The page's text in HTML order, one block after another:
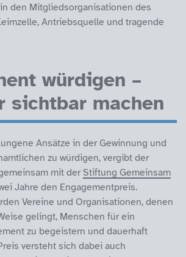
den Mitgliedsorganisationen des
Antriebsquelle und tragende
würdigen –
sichtbar machen
Ansätze in der Gewinnung und
zu würdigen, vergibt der
mit der Stiftung Gemeinsam
Jahre den Engagementpreis.
Vereine und Organisationen, denen
gelingt, Menschen für ein
zu begeistern und dauerhaft
versteht sich dabei auch